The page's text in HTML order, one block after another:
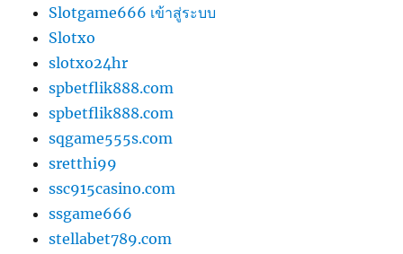
Slotgame666 เข้าสู่ระบบ
Slotxo
slotxo24hr
spbetflik888.com
spbetflik888.com
sqgame555s.com
sretthi99
ssc915casino.com
ssgame666
stellabet789.com